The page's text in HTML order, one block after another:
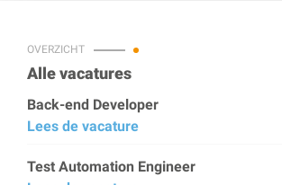
OVERZICHT
Alle vacatures
Back-end Developer
Lees de vacature
Test Automation Engineer